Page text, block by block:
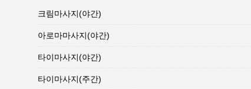
크림마사지(야간)
아로마마사지(야간)
타이마사지(야간)
타이마사지(주간)